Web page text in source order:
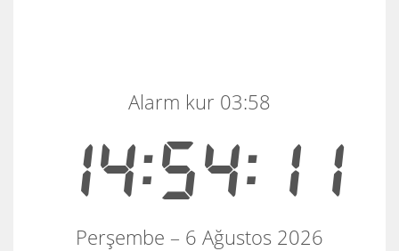
14:54:11
Alarm kur 03:58
Perşembe – 6 Ağustos 2026